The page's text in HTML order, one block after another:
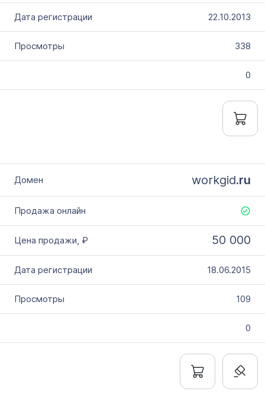
22.10.2013
338
0
workgid.ru
50 000
18.06.2015
109
0